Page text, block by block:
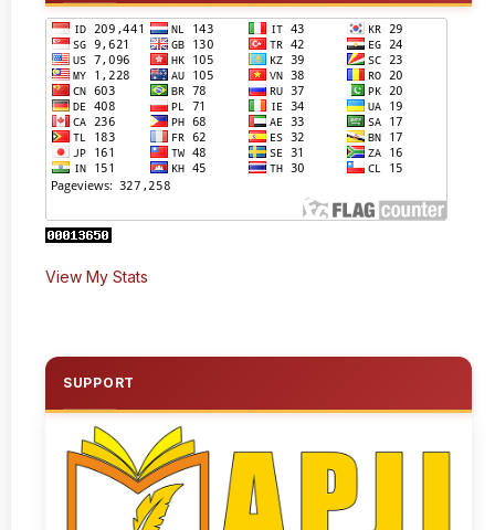
View My Stats
SUPPORT